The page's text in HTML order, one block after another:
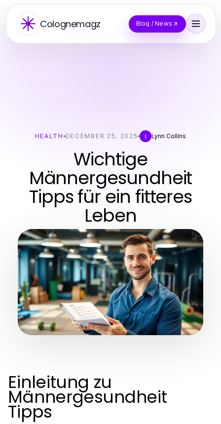
Colognemagz Blog / News
HEALTH DECEMBER 25, 2025 L Lynn Collins
Wichtige
Männergesundheit
Tipps für ein fitteres
Leben
Einleitung zu
Männergesundheit
Tipps